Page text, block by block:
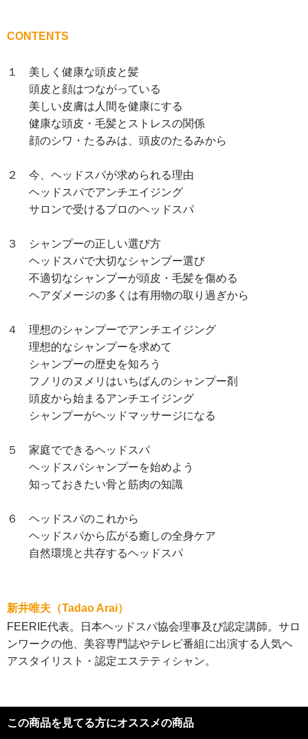
CONTENTS
１ 美しく健康な頭皮と髪
頭皮と顔はつながっている
美しい皮膚は人間を健康にする
健康な頭皮・毛髪とストレスの関係
顔のシワ・たるみは、頭皮のたるみから
２ 今、ヘッドスパが求められる理由
ヘッドスパでアンチエイジング
サロンで受けるプロのヘッドスパ
３ シャンプーの正しい選び方
ヘッドスパで大切なシャンプー選び
不適切なシャンプーが頭皮・毛髪を傷める
ヘアダメージの多くは有用物の取り過ぎから
４ 理想のシャンプーでアンチエイジング
理想的なシャンプーを求めて
シャンプーの歴史を知ろう
フノリのヌメリはいちばんのシャンプー剤
頭皮から始まるアンチエイジング
シャンプーがヘッドマッサージになる
５ 家庭でできるヘッドスパ
ヘッドスパシャンプーを始めよう
知っておきたい骨と筋肉の知識
６ ヘッドスパのこれから
ヘッドスパから広がる癒しの全身ケア
自然環境と共存するヘッドスパ
新井唯夫（Tadao Arai）
FEERIE代表。日本ヘッドスパ協会理事及び認定講師。サロ
ンワークの他、美容専門誌やテレビ番組に出演する人気ヘ
アスタイリスト・認定エステティシャン。
この商品を見てる方にオススメの商品